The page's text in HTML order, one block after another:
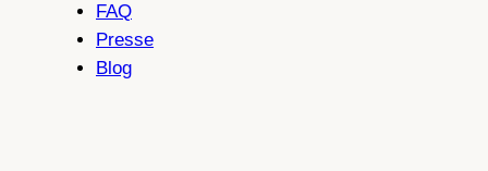
FAQ
Presse
Blog